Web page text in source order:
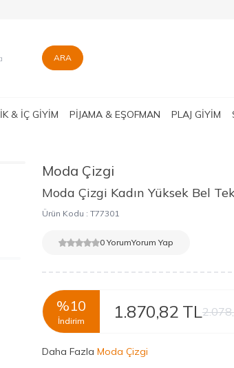
ARA
& İÇ GİYİM PİJAMA & EŞOFMAN PLAJ GİYİM
Moda Çizgi
Moda Çizgi Kadın Yüksek Bel
Ürün Kodu : T77301
0 YorumYorum Yap
%10
İndirim 1.870,82 TL
Daha Fazla Moda Çizgi